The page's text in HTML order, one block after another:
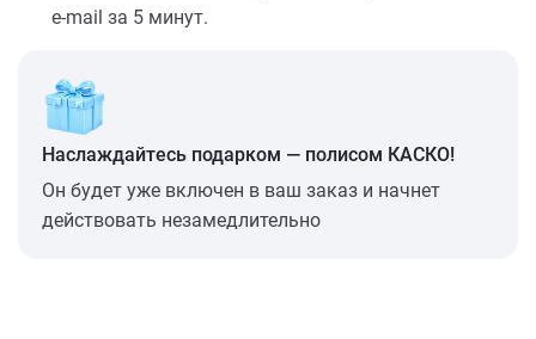
e-mail за 5 минут.
Наслаждайтесь подарком — полисом КАСКО!
Он будет уже включен в ваш заказ и начнет
действовать незамедлительно